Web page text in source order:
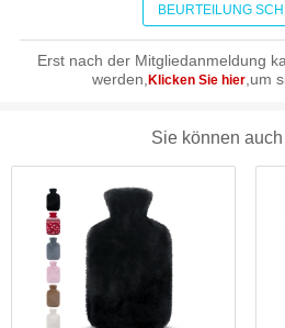
BEURTEILUNG
Erst nach der Mitgliedanmeldung
werden,Klicken Sie hier,um
Sie können